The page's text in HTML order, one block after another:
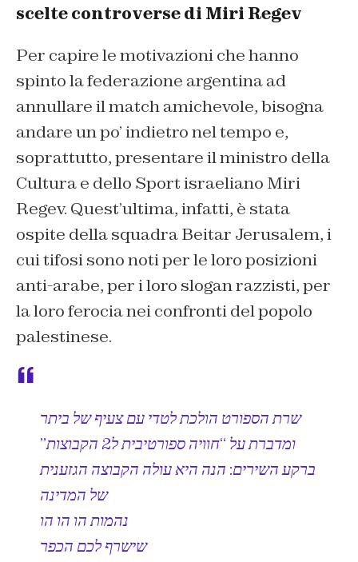
scelte controverse di Miri Regev
Per capire le motivazioni che hanno
spinto la federazione argentina ad
annullare il match amichevole, bisogna
andare un po’ indietro nel tempo e,
soprattutto, presentare il ministro della
Cultura e dello Sport israeliano Miri
Regev. Quest’ultima, infatti, è stata
ospite della squadra Beitar Jerusalem, i
cui tifosi sono noti per le loro posizioni
anti-arabe, per i loro slogan razzisti, per
la loro ferocia nei confronti del popolo
palestinese.
שרת הספורט הולכת לטדי עם צעיף של ביתר
ומדברת על “חוויה ספורטיבית ל2 הקבוצות”
ברקע השירים: הנה היא עולה הקבוצה הגזענית
של המדינה
נהמות הו הו הו
שישרף לכם הכפר